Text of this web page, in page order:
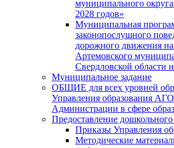
муниципального
2028 годов»
Муниципальная
законопослушного
дорожного движения
Артемовского
Свердловской области
Муниципальное задание
ОБЩИЕ для всех уровней
Управления образования
Администрации в сфере
Предоставление
Приказы Управления
Методические